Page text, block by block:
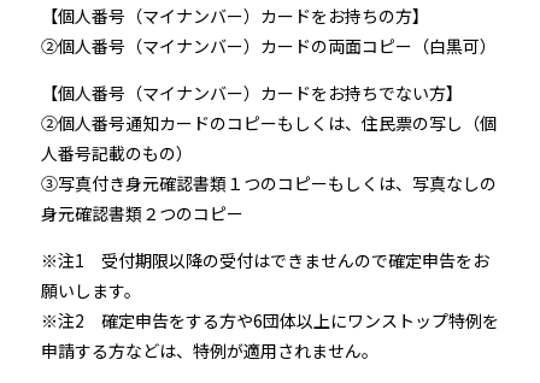
【個人番号（マイナンバー）カードをお持ちの方】
②個人番号（マイナンバー）カードの両面コピー（白黒可）
【個人番号（マイナンバー）カードをお持ちでない方】
②個人番号通知カードのコピーもしくは、住民票の写し（個
人番号記載のもの）
③写真付き身元確認書類１つのコピーもしくは、写真なしの
身元確認書類２つのコピー
※注1 受付期限以降の受付はできませんので確定申告をお
願いします。
※注2 確定申告をする方や6団体以上にワンストップ特例を
申請する方などは、特例が適用されません。